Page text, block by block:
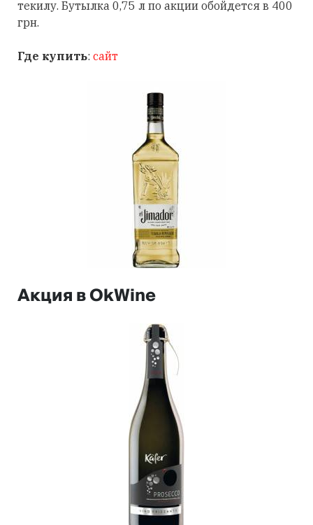
текилу. Бутылка 0,75 л по акции обойдется в 400
грн.
Где купить: сайт
Акция в OkWine